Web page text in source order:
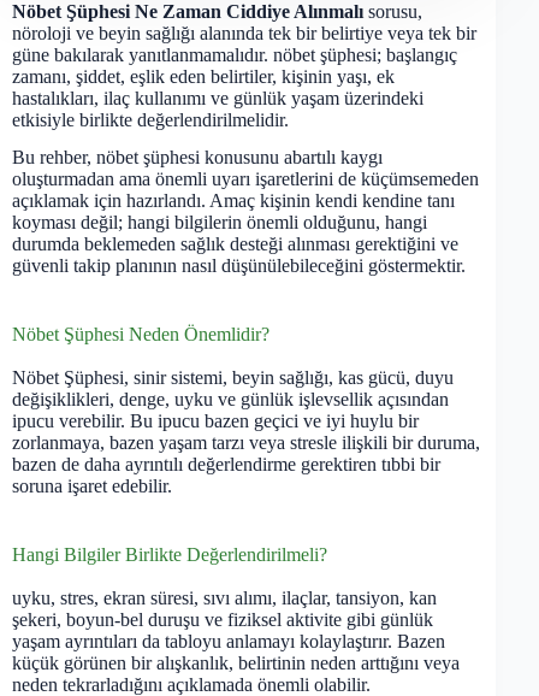
Nöbet Şüphesi Ne Zaman Ciddiye Alınmalı sorusu,
nöroloji ve beyin sağlığı alanında tek bir belirtiye veya tek bir
güne bakılarak yanıtlanmamalıdır. nöbet şüphesi; başlangıç
zamanı, şiddet, eşlik eden belirtiler, kişinin yaşı, ek
hastalıkları, ilaç kullanımı ve günlük yaşam üzerindeki
etkisiyle birlikte değerlendirilmelidir.
Bu rehber, nöbet şüphesi konusunu abartılı kaygı
oluşturmadan ama önemli uyarı işaretlerini de küçümsemeden
açıklamak için hazırlandı. Amaç kişinin kendi kendine tanı
koyması değil; hangi bilgilerin önemli olduğunu, hangi
durumda beklemeden sağlık desteği alınması gerektiğini ve
güvenli takip planının nasıl düşünülebileceğini göstermektir.
Nöbet Şüphesi Neden Önemlidir?
Nöbet Şüphesi, sinir sistemi, beyin sağlığı, kas gücü, duyu
değişiklikleri, denge, uyku ve günlük işlevsellik açısından
ipucu verebilir. Bu ipucu bazen geçici ve iyi huylu bir
zorlanmaya, bazen yaşam tarzı veya stresle ilişkili bir duruma,
bazen de daha ayrıntılı değerlendirme gerektiren tıbbi bir
soruna işaret edebilir.
Hangi Bilgiler Birlikte Değerlendirilmeli?
uyku, stres, ekran süresi, sıvı alımı, ilaçlar, tansiyon, kan
şekeri, boyun-bel duruşu ve fiziksel aktivite gibi günlük
yaşam ayrıntıları da tabloyu anlamayı kolaylaştırır. Bazen
küçük görünen bir alışkanlık, belirtinin neden arttığını veya
neden tekrarladığını açıklamada önemli olabilir.